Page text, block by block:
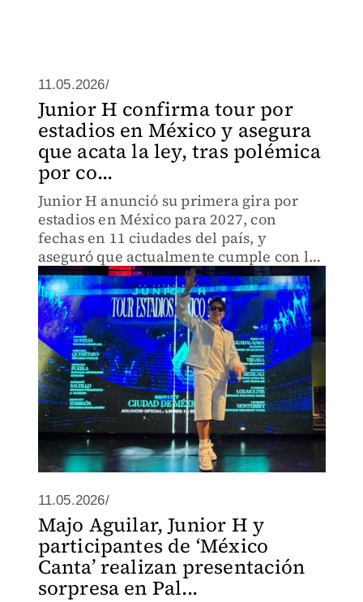
11.05.2026/
Junior H confirma tour por
estadios en México y asegura
que acata la ley, tras polémica
por co...
Junior H anunció su primera gira por
estadios en México para 2027, con
fechas en 11 ciudades del país, y
aseguró que actualmente cumple con las
disposiciones legales tras la polémica
por interpretar corridos.
11.05.2026/
Majo Aguilar, Junior H y
participantes de ‘México
Canta’ realizan presentación
sorpresa en Pal...